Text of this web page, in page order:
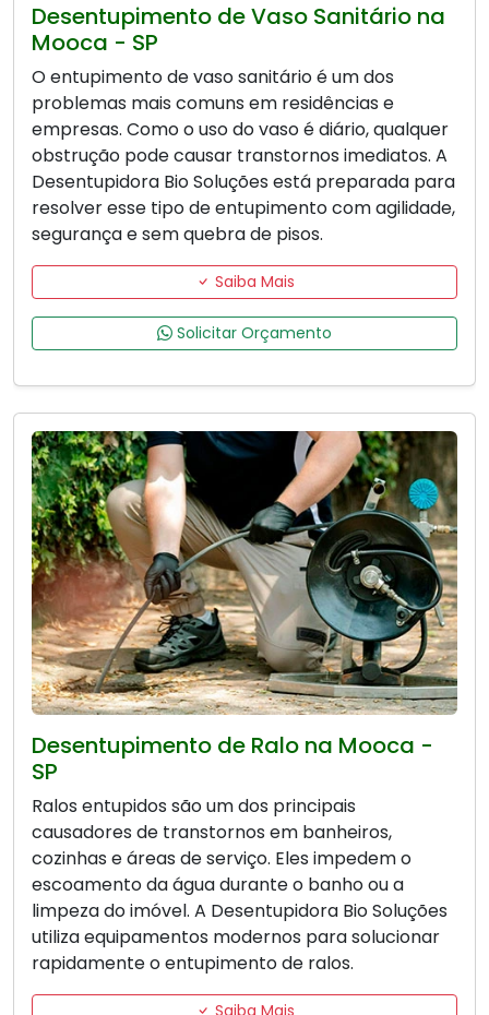
Desentupimento de Vaso Sanitário na
Mooca - SP
O entupimento de vaso sanitário é um dos
problemas mais comuns em residências e
empresas. Como o uso do vaso é diário, qualquer
obstrução pode causar transtornos imediatos. A
Desentupidora Bio Soluções está preparada para
resolver esse tipo de entupimento com agilidade,
segurança e sem quebra de pisos.
Saiba Mais
Solicitar Orçamento
Desentupimento de Ralo na Mooca -
SP
Ralos entupidos são um dos principais
causadores de transtornos em banheiros,
cozinhas e áreas de serviço. Eles impedem o
escoamento da água durante o banho ou a
limpeza do imóvel. A Desentupidora Bio Soluções
utiliza equipamentos modernos para solucionar
rapidamente o entupimento de ralos.